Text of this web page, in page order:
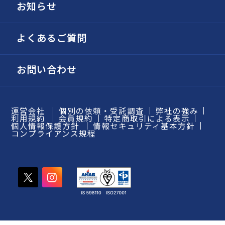
お知らせ
よくあるご質問
お問い合わせ
運営会社 個別の依頼・受託調査 弊社の強み
利用規約 会員規約 特定商取引による表示
個人情報保護方針 情報セキュリティ基本方針
コンプライアンス規程